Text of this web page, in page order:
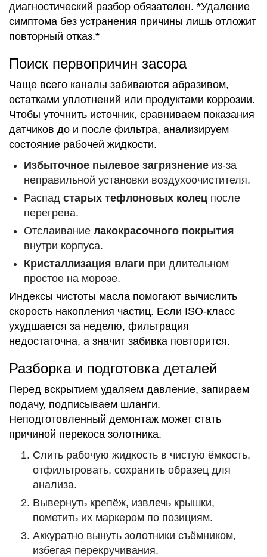
диагностический разбор обязателен. *Удаление
симптома без устранения причины лишь отложит
повторный отказ.*
Поиск первопричин засора
Чаще всего каналы забиваются абразивом,
остатками уплотнений или продуктами коррозии.
Чтобы уточнить источник, сравниваем показания
датчиков до и после фильтра, анализируем
состояние рабочей жидкости.
Избыточное пылевое загрязнение из-за
неправильной установки воздухоочистителя.
Распад старых тефлоновых колец после
перегрева.
Отслаивание лакокрасочного покрытия
внутри корпуса.
Кристаллизация влаги при длительном
простое на морозе.
Индексы чистоты масла помогают вычислить
скорость накопления частиц. Если ISO-класс
ухудшается за неделю, фильтрация
недостаточна, а значит забивка повторится.
Разборка и подготовка деталей
Перед вскрытием удаляем давление, запираем
подачу, подписываем шланги.
Неподготовленный демонтаж может стать
причиной перекоса золотника.
Слить рабочую жидкость в чистую ёмкость,
отфильтровать, сохранить образец для
анализа.
Вывернуть крепёж, извлечь крышки,
пометить их маркером по позициям.
Аккуратно вынуть золотники съёмником,
избегая перекручивания.